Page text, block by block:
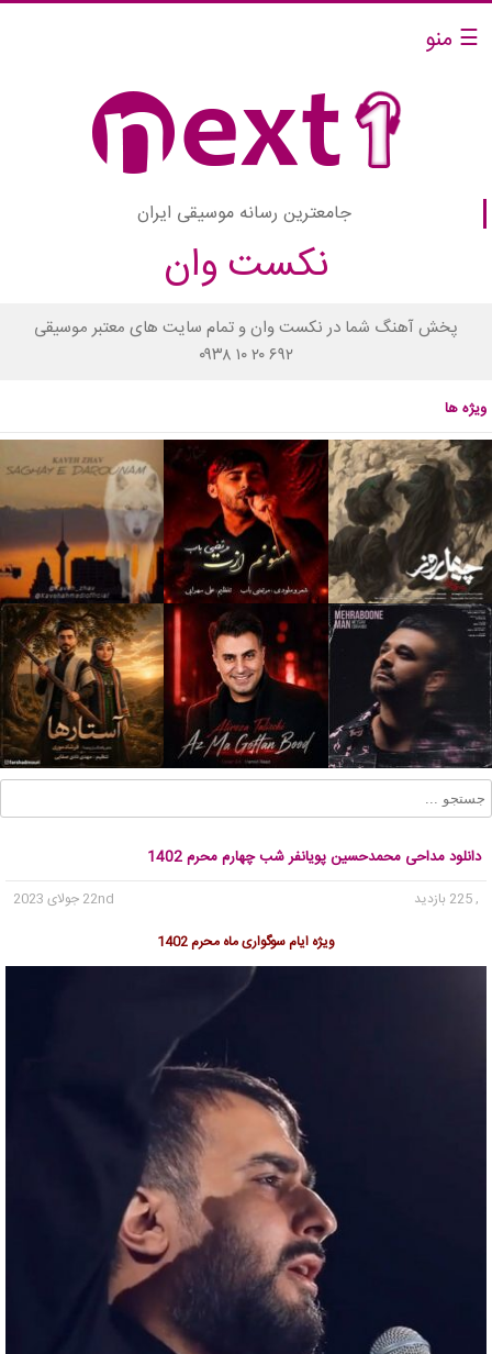
☰ منو
جامعترین رسانه موسیقی ایران
نکست وان
پخش آهنگ شما در نکست وان و تمام سایت های معتبر موسیقی
۰۹۳۸ ۱۰ ۲۰ ۶۹۲
ویژه ها
دانلود مداحی محمدحسین پویانفر شب چهارم محرم 1402
, 225 بازدید
22nd جولای 2023
ویژه ایام سوگواری ماه محرم 1402